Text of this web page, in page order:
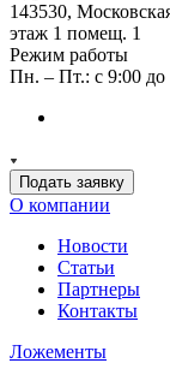
143530,
этаж 1 помещ. 1
Режим работы
Пн. – Пт.: с 9:00 до
Подать заявку
О компании
Новости
Статьи
Партнеры
Контакты
Ложементы